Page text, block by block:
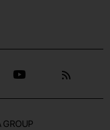
GROUP